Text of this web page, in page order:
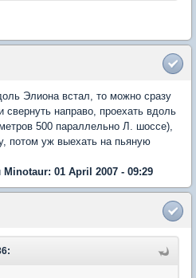
Элиона встал, то можно сразу
свернуть направо, проехать вдоль
500 параллельно Л. шоссе),
потом уж выехать на пьяную
01 April 2007 - 09:29